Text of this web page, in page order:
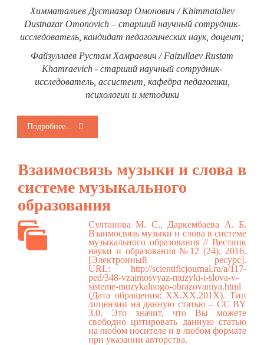
Химматалиев Дустназар Омонович / Khimmataliev
Dustnazar Omonovich – старший научный сотрудник-
исследователь, кандидат педагогических наук, доцент;
Файзуллаев Рустам Хамраевич / Faizullaev Rustam
Khamraevich - старший научный сотрудник-
исследователь, ассистент, кафедра педагогики,
психологии и методики
Подробнее...
Взаимосвязь музыки и слова в
системе музыкального
образования
Султанова М. С., Даркембаева А. Б.
Взаимосвязь музыки и слова в системе
музыкального образования // Вестник
науки и образования №12 (24), 2016.
[Электронный ресурс].
URL: http://scientificjournal.ru/a/117-
ped/348-vzaimosvyaz-muzyki-i-slova-v-
sisteme-muzykalnogo-obrazovaniya.html
(Дата обращения: ХХ.ХХ.201Х). Тип
лицензии на данную статью – CC BY
3.0. Это значит, что Вы можете
свободно цитировать данную статью
на любом носителе и в любом формате
при указании авторства.